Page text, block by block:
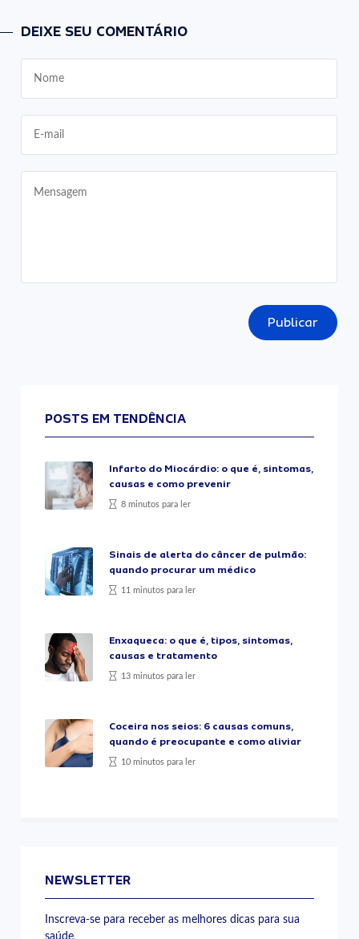
DEIXE SEU COMENTÁRIO
Publicar
POSTS EM TENDÊNCIA
Infarto do Miocárdio: o que é, sintomas,
causas e como prevenir
8 minutos para ler
Sinais de alerta do câncer de pulmão:
quando procurar um médico
11 minutos para ler
Enxaqueca: o que é, tipos, sintomas,
causas e tratamento
13 minutos para ler
Coceira nos seios: 6 causas comuns,
quando é preocupante e como aliviar
10 minutos para ler
NEWSLETTER
Inscreva-se para receber as melhores dicas para sua
saúde